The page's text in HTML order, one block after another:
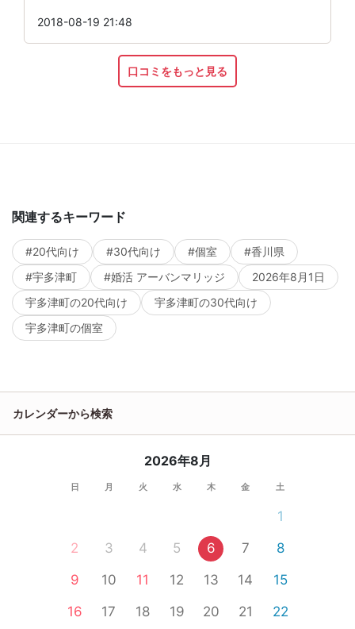
2018-08-19 21:48
口コミをもっと見る
関連するキーワード
#20代向け #30代向け #個室
#香川県
#宇多津町
#婚活 アーバンマリッジ
2026年8月1日
宇多津町の20代向け
宇多津町の30代向け
宇多津町の個室
カレンダーから検索
2026年8月
日 月 火 水 木 金 土
1
2
3 4 5 6 7
8
9
10 11 12 13 14
15
16
17 18 19 20 21 22